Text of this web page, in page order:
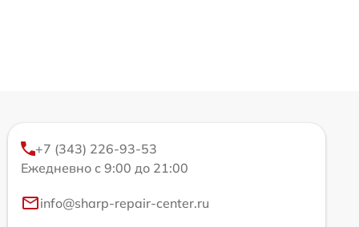
+7 (343) 226-93-53
Ежедневно с 9:00 до 21:00
info@sharp-repair-center.ru